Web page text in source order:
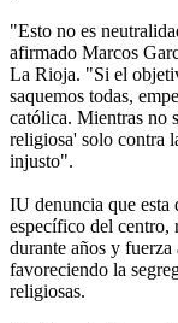
"Esto no es
afirmado Marcos
La Rioja. "Si el
saquemos todas,
católica. Mientras no
religiosa' solo contra
injusto".
IU denuncia que esta
específico del centro,
durante años y
favoreciendo la
religiosas.